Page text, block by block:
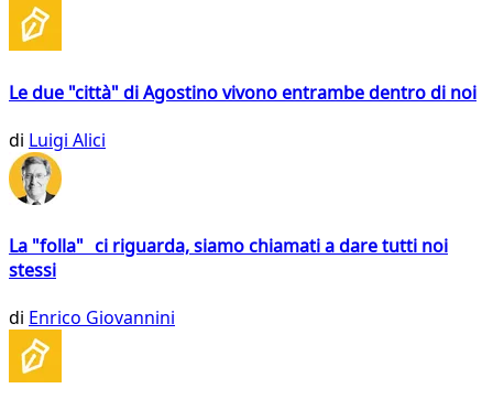
Le due "città" di Agostino vivono entrambe dentro di noi
di Luigi Alici
La "folla" ci riguarda, siamo chiamati a dare tutti noi
stessi
di Enrico Giovannini